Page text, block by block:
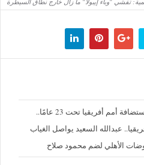
تفشي "وباء إيبولا" ما زال خارج نطاق السيطرة
أخبار الرياضة اليوم، مصر تتقدم لاستضافة أمم أفريقيا تحت 23 عامًا..
عبدالله السعيد يواصل الغياب
الأهلي لضم محمود صلاح